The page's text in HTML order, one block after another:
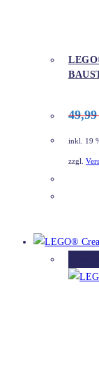
inkl. 19
zzgl.